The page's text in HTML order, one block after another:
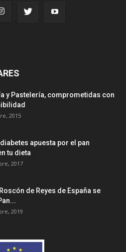
y Pastelería, comprometidas con
2015
apuesta por el pan
tu dieta
2017
de Reyes de España se
2019